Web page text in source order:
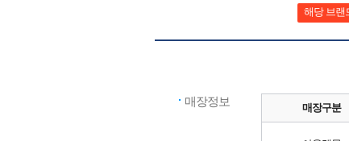
해당 브랜
매장정보 매장구분